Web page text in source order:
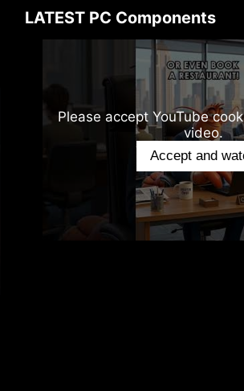
LATEST PC Components
Please accept YouTube
video.
Accept and